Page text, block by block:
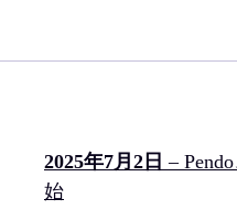
2025年7月2日 –
始